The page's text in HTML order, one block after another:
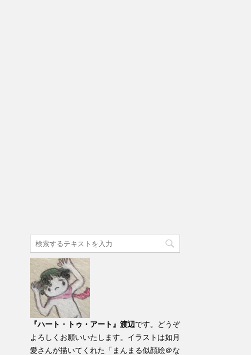
『ハート・トゥ・アート』渡辺です。どうぞ
よろしくお願いいたします。イラストは如月
愛さんが描いてくれた「まんまる似顔絵＠な